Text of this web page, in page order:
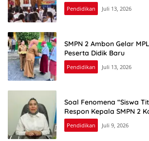
Pendidikan Juli 13, 2026
SMPN 2 Ambon Gelar
Peserta Didik Baru
Pendidikan Juli 13, 2026
Soal Fenomena “Siswa
Respon Kepala SMPN 2
Pendidikan Juli 9, 2026